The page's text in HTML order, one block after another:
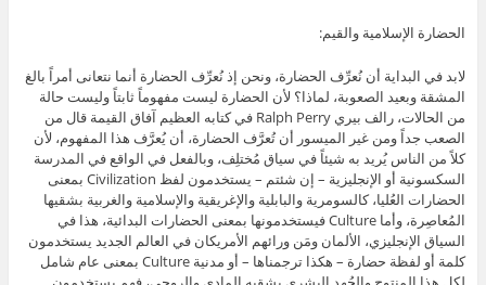
الحضارة الإسلامية والقيم:
لابد في البداية أن نُعرِّف الحضارة، ونحن إذ نُعرِّف الحضارة أنما نتعانى أمراً بالغ
المشقة وبعيد الصعوبة، لماذا؟ لأن الحضارة ليست مفهوماً ثابتاً وليست حالة
من الحالات، رالف بيري Ralph Perry في كتابه العظيم آفاق القيمة قال من
الصعب جداً ومن غير الميسور أن تُعرَّف الحضارة، أن يُعرَّف هذا المفهوم، لأن
كلاً من الناس يُريد به شيئاً في سياق مُختلِف، وبالفعل في الواقع في المدرسة
السكسونية أو الإنجليزية – إن شئتم – يستخدمون لفظ Civilization بمعنى
الحضارات العُليا، كالسومرية والبابلية والإغريقية والإسلامية والغربية بشقيها
المُعاصِرة، وأما Culture فيستخدمونها بمعنى الحضارات البدائية، هذا في
السياق الإنجليزي، الألمان ومَن ورائهم الأمريكان في العالم الجديد يستخدمون
كلمة أو لفظة حضارة – هكذا ترجمناها – أو مدنية Culture بمعنى عام شامل